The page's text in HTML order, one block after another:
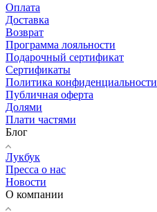
Оплата
Доставка
Возврат
Программа лояльности
Подарочный сертификат
Сертификаты
Политика конфиденциальности
Публичная оферта
Долями
Плати частями
Блог
Лукбук
Пресса о нас
Новости
О компании